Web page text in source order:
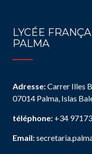
LYCÉE
PALMA
Adresse:Carrer Illes
07014 Palma, Islas
téléphone: +34
Email: